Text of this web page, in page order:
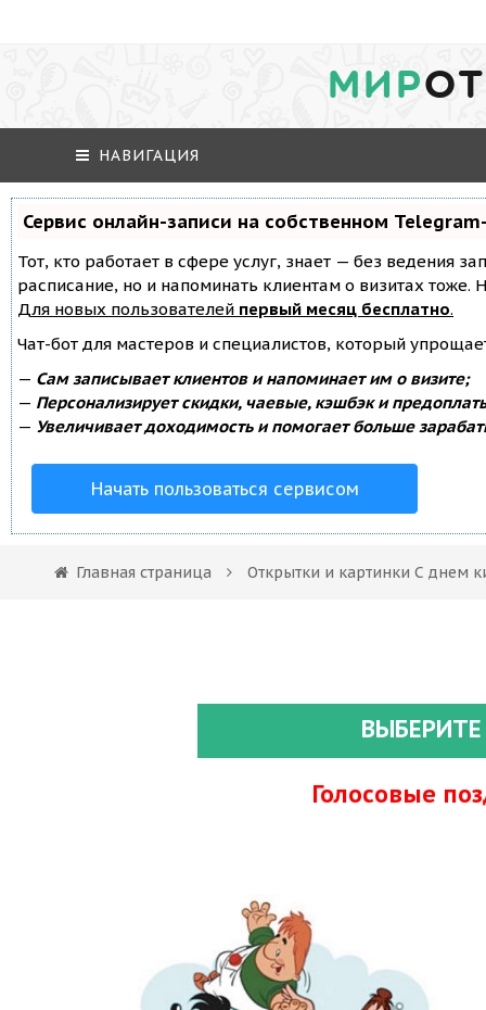
МИР
НАВИГАЦИЯ
Сервис онлайн-записи на собственном
Тот, кто работает в сфере услуг, знает — без ведения
расписание, но и напоминать клиентам о визитах
Для новых пользователей первый месяц бесплатно.
Чат-бот для мастеров и специалистов, который
— Сам записывает клиентов и напоминает им о визите;
— Персонализирует скидки, чаевые, кэшбэк и
— Увеличивает доходимость и помогает больше
Начать пользоваться сервисом
Главная страница Открытки и картинки С днем
Голосовые